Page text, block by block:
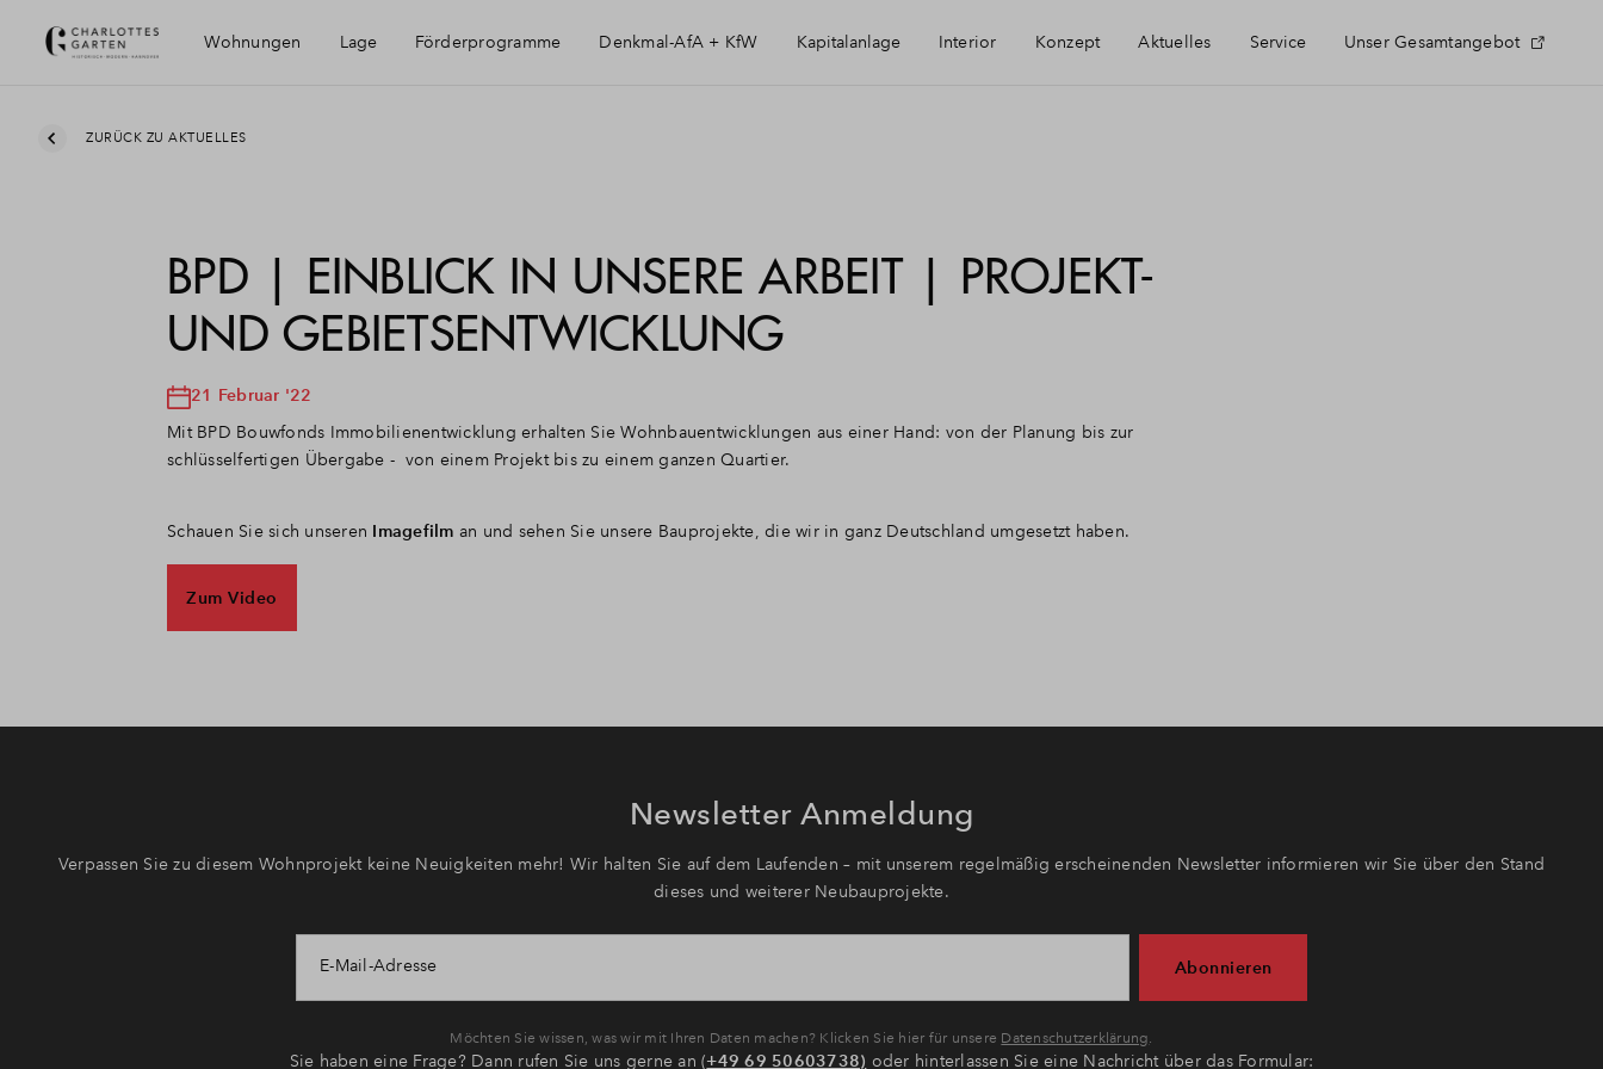
Wohnungen Lage
Hannover
Förderprogramme Denkmal-AfA + KfW Kapitalanlage Interior Konzept Aktuelles Service Unser Gesamtangebot
ZURÜCK ZU AKTUELLES
BPD | EINBLICK IN UNSERE ARBEIT | PROJEKT-
UND GEBIETSENTWICKLUNG
21 Februar '22
Mit BPD Bouwfonds Immobilienentwicklung erhalten Sie Wohnbauentwicklungen aus einer Hand: von der Planung bis zur
schlüsselfertigen Übergabe - von einem Projekt bis zu einem ganzen Quartier.
Schauen Sie sich unseren Imagefilm an und sehen Sie unsere Bauprojekte, die wir in ganz Deutschland umgesetzt haben.
Zum Video
Newsletter Anmeldung
Verpassen Sie zu diesem Wohnprojekt keine Neuigkeiten mehr! Wir halten Sie auf dem Laufenden – mit unserem regelmäßig erscheinenden Newsletter informieren wir Sie über den Stand
dieses und weiterer Neubauprojekte.
E-Mail-Adresse Abonnieren
Möchten Sie wissen, was wir mit Ihren Daten machen? Klicken Sie hier für unsere Datenschutzerklärung.
Sie haben eine Frage? Dann rufen Sie uns gerne an (+49 69 50603738) oder hinterlassen Sie eine Nachricht über das Formular: